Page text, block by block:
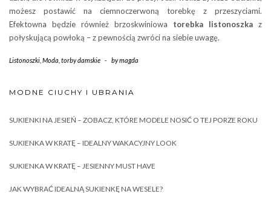
możesz postawić na ciemnoczerwoną torebkę z przeszyciami.
Efektowna będzie również brzoskwiniowa torebka listonoszka z
połyskującą powłoką – z pewnością zwróci na siebie uwagę.
Listonoszki Moda torby damskie - bymagda
MODNE CIUCHY I UBRANIA
SUKIENKI NA JESIEŃ – ZOBACZ, KTÓRE MODELE NOSIĆ O TEJ PORZE ROKU
SUKIENKA W KRATĘ – IDEALNY WAKACYJNY LOOK
SUKIENKA W KRATĘ – JESIENNY MUST HAVE
JAK WYBRAĆ IDEALNĄ SUKIENKĘ NA WESELE?